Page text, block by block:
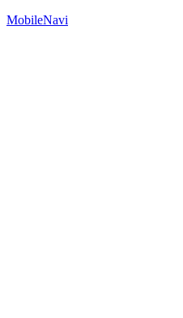
MobileNavi